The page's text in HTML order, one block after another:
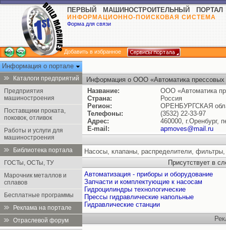
ПЕРВЫЙ МАШИНОСТРОИТЕЛЬНЫЙ ПОРТАЛ
ИНФОРМАЦИОННО-ПОИСКОВАЯ СИСТЕМА
Форма для связи
Добавить в избранное
Информация о портале
Каталоги предприятий
Предприятия
машиностроения
Поставщики проката,
поковок, отливок
Работы и услуги для
машиностроения
Библиотека портала
ГОСТы, ОСТы, ТУ
Марочник металлов и
сплавов
Бесплатные программы
Реклама на портале
Отраслевой форум
Информация о ООО «Автоматика
Название:
ООО «Автоматика
Страна:
Россия
Регион:
ОРЕНБУРГСКАЯ
Телефоны:
(3532) 22-33-97
Адрес:
460000, г.Оренбург,
E-mail:
apmoves@mail.ru
Насосы, клапаны, распределители,
Присутствует в
Автоматизация - приборы и оборудование
Запчасти и комплектующие к насосам
Гидроцилиндры технологические
Прессы гидравлические напольные
Гидравлические станции